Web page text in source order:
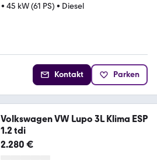
• 45 kW (61 PS) • Diesel
Kontakt Parken
Volkswagen VW Lupo 3L Klima ESP
1.2 tdi
2.280 €